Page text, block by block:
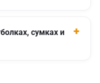
сумках и